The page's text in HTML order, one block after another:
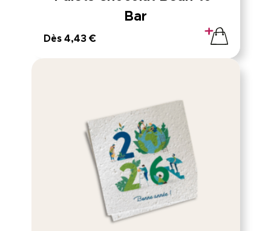
Bar
Dès 4,43 €